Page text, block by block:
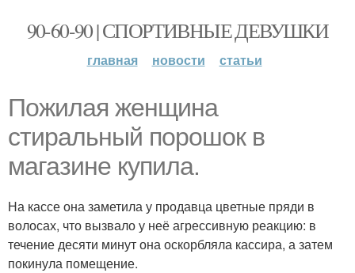
90-60-90 | СПОРТИВНЫЕ ДЕВУШКИ
главная новости статьи
Пожилая женщина
стиральный порошок в
магазине купила.
На кассе она заметила у продавца цветные пряди в
волосах, что вызвало у неё агрессивную реакцию: в
течение десяти минут она оскорбляла кассира, а затем
покинула помещение.